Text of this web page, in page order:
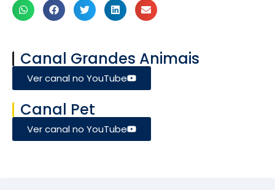
Canal Grandes Animais
Ver canal no YouTube
Canal Pet
Ver canal no YouTube